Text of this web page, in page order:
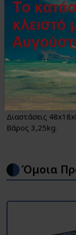
Συνολικός
Συνολικός
Number of chases
Maximal number
Scene pause time
Scene cross speed
Dimmer channel:
Display screen
DMX512 outputs
Input voltage : 50/
Διαστάσεις
Βάρος 3,25kg.
Όμοια